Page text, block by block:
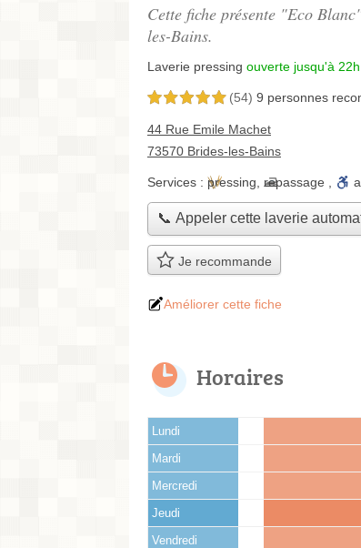
Cette fiche présente "Eco
les-Bains.
Laverie pressing ouverte jusqu'à 22h
5,0 étoiles sur 5 (54) 9 personnes
44 Rue Emile Machet
73570 Brides-les-Bains
Services : pressing repassage
📞 Appeler cette laverie
Je recommande
Améliorer cette fiche
Horaires
Lundi
Mardi
Mercredi
Jeudi
Vendredi